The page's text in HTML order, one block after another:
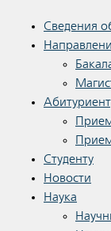
Сведения
Студенту
Новости
Наука